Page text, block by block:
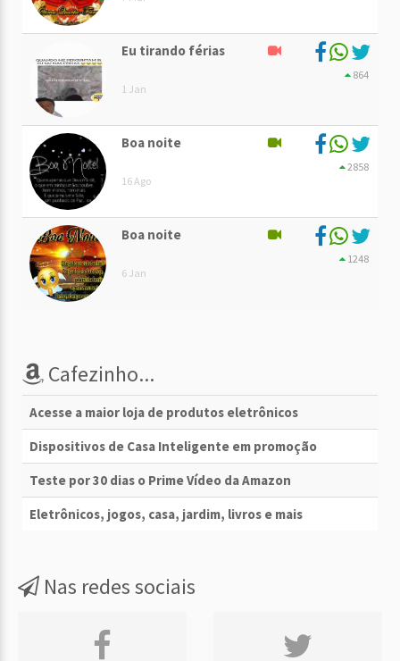
Eu tirando férias
1 Jan
864
Boa noite
16 Ago
2858
Boa noite
6 Jan
1248
Cafezinho...
Acesse a maior loja de produtos eletrônicos
Dispositivos de Casa Inteligente em promoção
Teste por 30 dias o Prime Vídeo da Amazon
Eletrônicos, jogos, casa, jardim, livros e mais
Nas redes sociais